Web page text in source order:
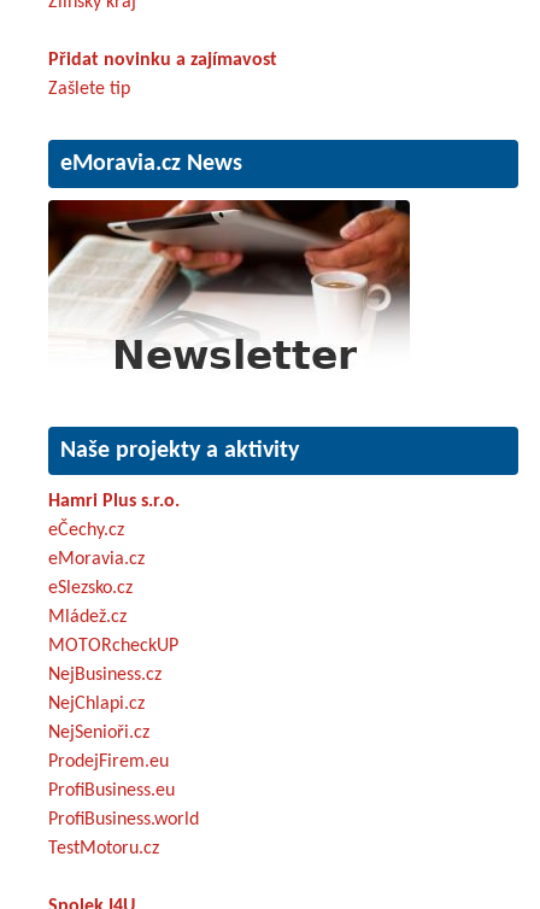
Přidat novinku a zajímavost
Zašlete tip
eMoravia.cz News
Naše projekty a aktivity
Hamri Plus s.r.o.
eČechy.cz
eMoravia.cz
eSlezsko.cz
Mládež.cz
MOTORcheckUP
NejBusiness.cz
NejChlapi.cz
NejSenioři.cz
ProdejFirem.eu
ProfiBusiness.eu
ProfiBusiness.world
TestMotoru.cz